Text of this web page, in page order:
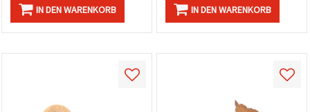
IN DEN WARENKORB IN DEN WARENKORB